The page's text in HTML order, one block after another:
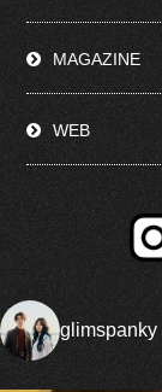
MAGAZINE
WEB
glimspanky